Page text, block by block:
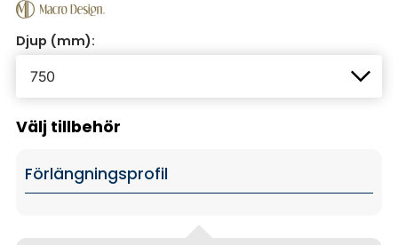
Djup (mm):
Välj tillbehör
Förlängningsprofil